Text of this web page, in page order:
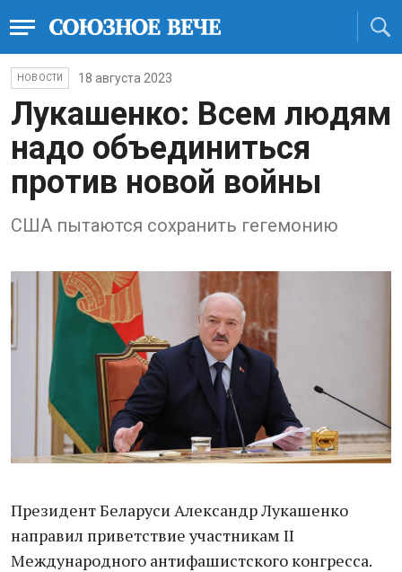
НОВОСТИ 18 августа 2023
Лукашенко: Всем людям
надо объединиться
против новой войны
США пытаются сохранить гегемонию
Президент Беларуси Александр Лукашенко
направил приветствие участникам II
Международного антифашистского конгресса.